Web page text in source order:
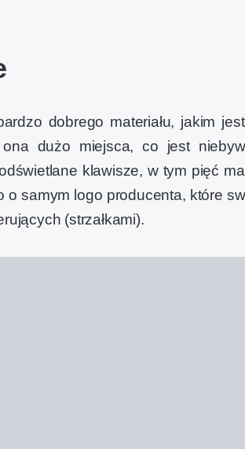
dobrego materiału, jakim
dużo miejsca, co jest
klawisze, w tym pięć
o samym logo producenta, które
(strzałkami).